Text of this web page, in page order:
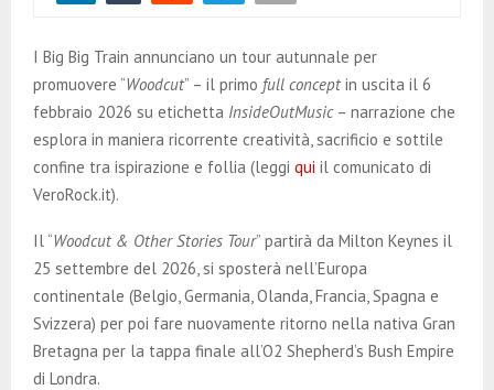
N
U
I Big Big Train annunciano un tour autunnale per
promuovere “Woodcut” – il primo full conceptin uscita il 6
febbraio 2026 su etichetta InsideOutMusic– narrazione che
esplora in maniera ricorrente creatività, sacrificio e sottile
confine tra ispirazione e follia (leggi qui il comunicato di
VeroRock.it).
Il “Woodcut & Other Stories Tour” partirà da Milton Keynes il
25 settembre del 2026, si sposterà nell’Europa
continentale (Belgio, Germania, Olanda, Francia, Spagna e
Svizzera) per poi fare nuovamente ritorno nella nativa Gran
Bretagna per la tappa finale all’O2 Shepherd’s Bush Empire
di Londra.